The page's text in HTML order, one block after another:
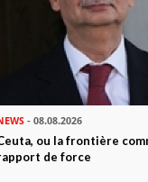
- 08.08.2026
ou la frontière
de force